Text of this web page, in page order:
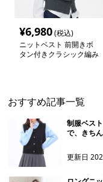
¥6,980(税込)
ニットベスト 前開きボ
タン付きクラシック編み
おすすめ記事一覧
制服ベス
で、きち
更新日